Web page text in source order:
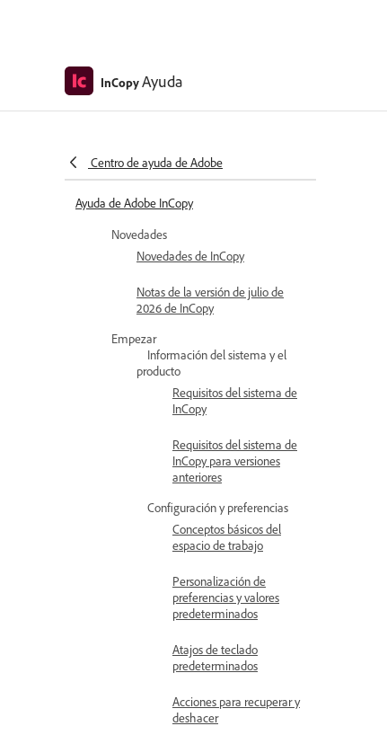
InCopyAyuda
Centro de ayuda de Adobe
Ayuda de Adobe InCopy
Novedades
Novedades de InCopy
Notas de la versión de julio de
2026 de InCopy
Empezar
Información del sistema y el
producto
Requisitos del sistema de
InCopy
Requisitos del sistema de
InCopy para versiones
anteriores
Configuración y preferencias
Conceptos básicos del
espacio de trabajo
Personalización de
preferencias y valores
predeterminados
Atajos de teclado
predeterminados
Acciones para recuperar y
deshacer